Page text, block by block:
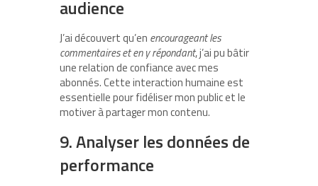
audience
J’ai découvert qu’en encourageant les
commentaires et en y répondant, j’ai pu bâtir
une relation de confiance avec mes
abonnés. Cette interaction humaine est
essentielle pour fidéliser mon public et le
motiver à partager mon contenu.
9. Analyser les données de
performance